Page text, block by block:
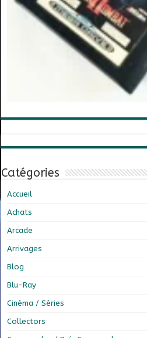
Catégories
Accueil
Achats
Arcade
Arrivages
Blog
Blu-Ray
Cinéma / Séries
Collectors